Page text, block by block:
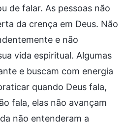
de falar. As pessoas não
da crença em Deus. Não
e não
vida espiritual. Algumas
e buscam com energia
quando Deus fala,
fala, elas não avançam
não entenderam a